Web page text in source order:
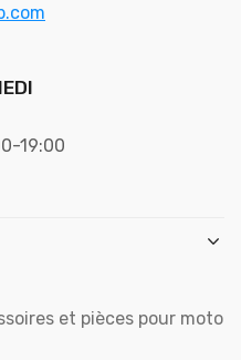
19:00
et pièces pour moto